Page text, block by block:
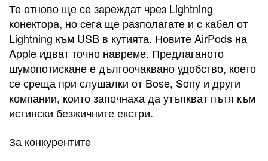
Те отново ще се зареждат чрез Lightning
конектора, но сега ще разполагате и с кабел от
Lightning към USB в кутията. Новите AirPods на
Apple идват точно навреме. Предлаганото
шумопотискане е дългоочаквано удобство, което
се среща при слушалки от Bose, Sony и други
компании, които започнаха да утъпкват пътя към
истински безжичните екстри.
За конкурентите